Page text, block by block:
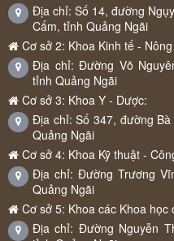
Địa chỉ: Số 14, đường
Cấm, tỉnh Quảng Ngãi
Cơ sở 2: Khoa Kinh tế -
Địa chỉ: Đường Võ
tỉnh Quảng Ngãi
Cơ sở 3: Khoa Y - Dược:
Địa chỉ: Số 347, đường
Quảng Ngãi
Cơ sở 4: Khoa Kỹ thuật -
Địa chỉ: Đường Trương
Quảng Ngãi
Cơ sở 5: Khoa các Khoa học
Địa chỉ: Đường Nguyễn